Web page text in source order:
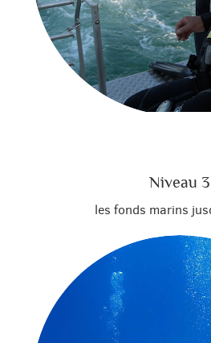
Niveau 3
les fonds marins